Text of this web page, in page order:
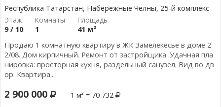
Республика Татарстан, Набережные Челны, 25-й комплекс
9 / 10 1
41 м²
Продаю 1 комнатную квартиру в ЖК Замелекесье в доме 2
2/08. Дом кирпичный. Ремонт от застройщика .Удачная пла
нировка: просторная кухня, раздельный санузел. Вид во дв
ор. Квартира...
2 900 000 1 м² = 70 732